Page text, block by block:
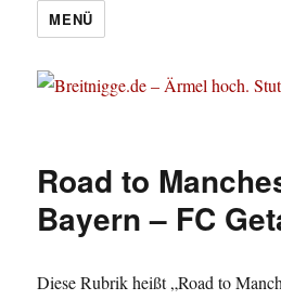
MENÜ
Road to
Bayern – FC
Diese Rubrik heißt „Road to